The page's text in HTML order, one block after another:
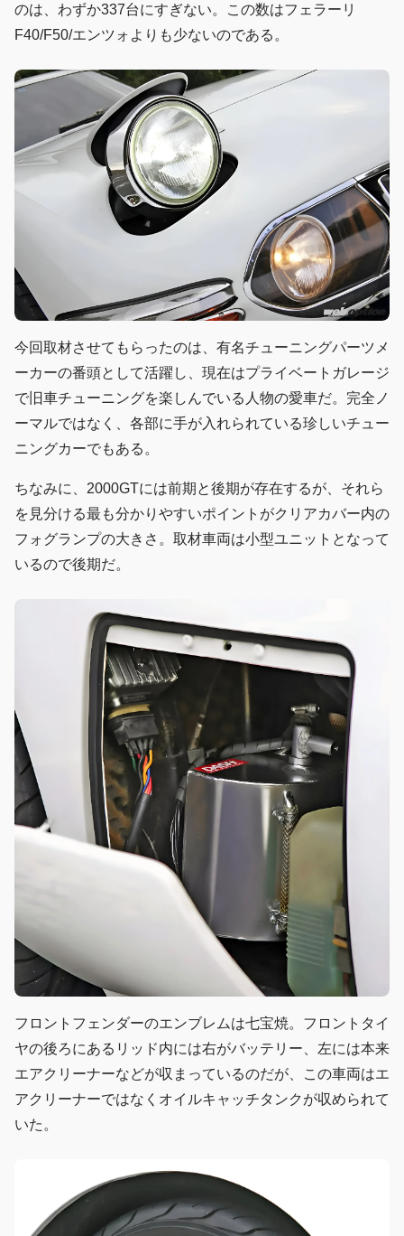
のは、わずか337台にすぎない。この数はフェラーリ
F40/F50/エンツォよりも少ないのである。
今回取材させてもらったのは、有名チューニングパーツメ
ーカーの番頭として活躍し、現在はプライベートガレージ
で旧車チューニングを楽しんでいる人物の愛車だ。完全ノ
ーマルではなく、各部に手が入れられている珍しいチュー
ニングカーでもある。
ちなみに、2000GTには前期と後期が存在するが、それら
を見分ける最も分かりやすいポイントがクリアカバー内の
フォグランプの大きさ。取材車両は小型ユニットとなって
いるので後期だ。
フロントフェンダーのエンブレムは七宝焼。フロントタイ
ヤの後ろにあるリッド内には右がバッテリー、左には本来
エアクリーナーなどが収まっているのだが、この車両はエ
アクリーナーではなくオイルキャッチタンクが収められて
いた。